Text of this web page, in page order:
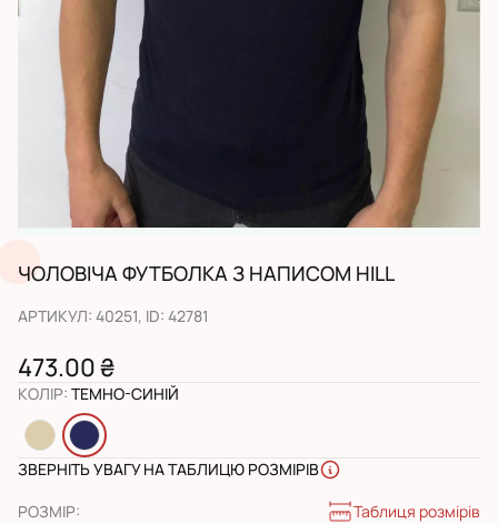
ЧОЛОВІЧА ФУТБОЛКА З НАПИСОМ HILL
АРТИКУЛ: 40251, ID: 42781
473.00 ₴
КОЛІР: ТЕМНО-СИНІЙ
ЗВЕРНІТЬ УВАГУ НА ТАБЛИЦЮ РОЗМІРІВ
РОЗМІР: Таблиця розмірів